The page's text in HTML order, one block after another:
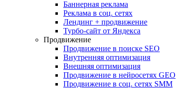
Баннерная реклама
Реклама в соц. сетях
Лендинг + продвижение
Турбо-сайт от Яндекса
Продвижение
Продвижение в поиске SEO
Внутренняя оптимизация
Внешняя оптимизация
Продвижение в нейросетях GEO
Продвижение в соц. сетях SMM